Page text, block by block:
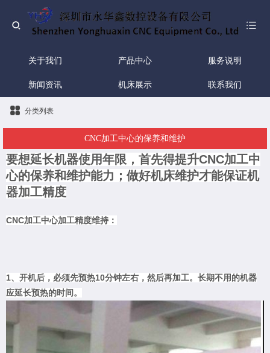
关于我们 产品中心 服务说明
新闻资讯 机床展示 联系我们
分类列表
CNC加工中心的保养和维护
要想延长机器使用年限，首先得提升CNC加工中
心的保养和维护能力； 做好机床维护才能保证机
器加工精度
CNC加工中心加工精度维持：
1、开机后，必须先预热10分钟左右，然后再加工。长期不用的机器
应延长预热的时间。